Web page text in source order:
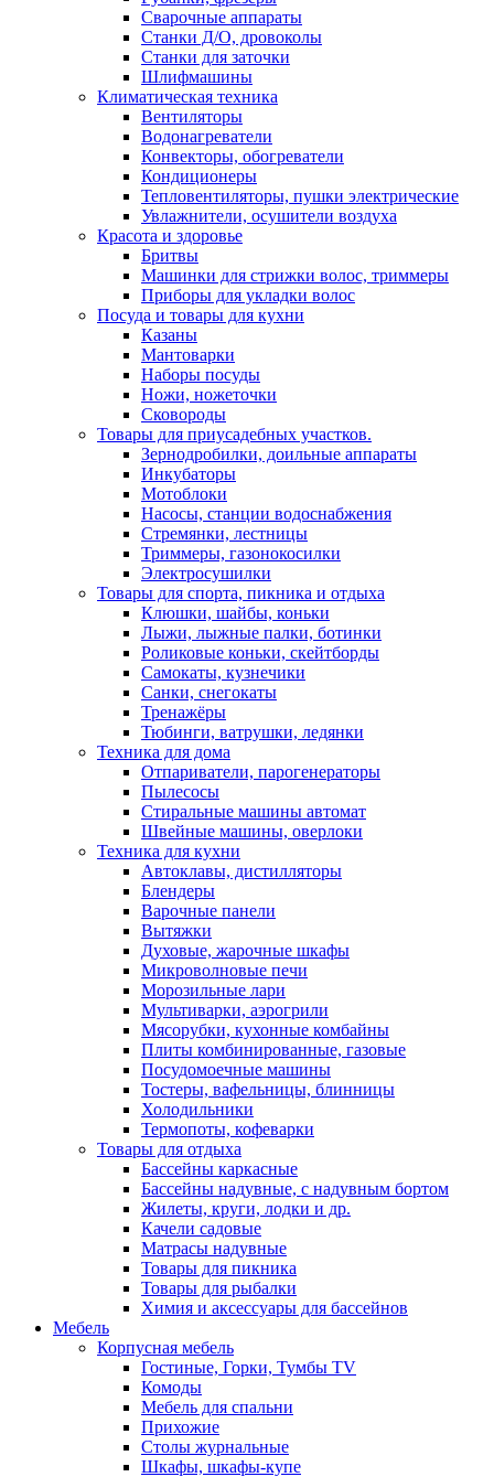
Сварочные аппараты
Станки Д/О, дровоколы
Станки для заточки
Шлифмашины
Климатическая техника
Вентиляторы
Водонагреватели
Конвекторы, обогреватели
Кондиционеры
Тепловентиляторы, пушки электрические
Увлажнители, осушители воздуха
Красота и здоровье
Бритвы
Машинки для стрижки волос, триммеры
Приборы для укладки волос
Посуда и товары для кухни
Казаны
Мантоварки
Наборы посуды
Ножи, ножеточки
Сковороды
Товары для приусадебных участков.
Зернодробилки, доильные аппараты
Инкубаторы
Мотоблоки
Насосы, станции водоснабжения
Стремянки, лестницы
Триммеры, газонокосилки
Электросушилки
Товары для спорта, пикника и отдыха
Клюшки, шайбы, коньки
Лыжи, лыжные палки, ботинки
Роликовые коньки, скейтборды
Самокаты, кузнечики
Санки, снегокаты
Тренажёры
Тюбинги, ватрушки, ледянки
Техника для дома
Отпариватели, парогенераторы
Пылесосы
Стиральные машины автомат
Швейные машины, оверлоки
Техника для кухни
Автоклавы, дистилляторы
Блендеры
Варочные панели
Вытяжки
Духовые, жарочные шкафы
Микроволновые печи
Морозильные лари
Мультиварки, аэрогрили
Мясорубки, кухонные комбайны
Плиты комбинированные, газовые
Посудомоечные машины
Тостеры, вафельницы, блинницы
Холодильники
Термопоты, кофеварки
Товары для отдыха
Бассейны каркасные
Бассейны надувные, с надувным бортом
Жилеты, круги, лодки и др.
Качели садовые
Матрасы надувные
Товары для пикника
Товары для рыбалки
Химия и аксессуары для бассейнов
Мебель
Корпусная мебель
Гостиные, Горки, Тумбы TV
Комоды
Мебель для спальни
Прихожие
Столы журнальные
Шкафы, шкафы-купе